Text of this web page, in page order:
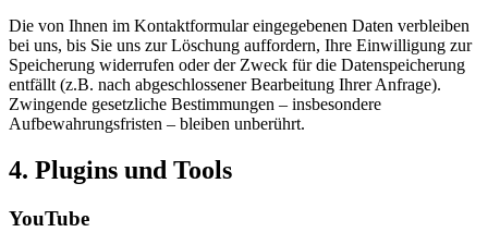
Die von Ihnen im Kontaktformular eingegebenen Daten verbleiben
bei uns, bis Sie uns zur Löschung auffordern, Ihre Einwilligung zur
Speicherung widerrufen oder der Zweck für die Datenspeicherung
entfällt (z.B. nach abgeschlossener Bearbeitung Ihrer Anfrage).
Zwingende gesetzliche Bestimmungen – insbesondere
Aufbewahrungsfristen – bleiben unberührt.
4. Plugins und Tools
YouTube